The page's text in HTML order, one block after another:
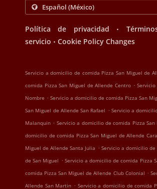
Política de privacidad .
servicio . Cookie Policy Changes
Servicio a domicilio de comida Pizza San Miguel de
comida Pizza San Miguel de Allende Centro .
Nombre . Servicio a domicilio de comida Pizza San
San Miguel de Allende San Rafael . Servicio a
Malanquin . Servicio a domicilio de comida Pizza
domicilio de comida Pizza San Miguel de Allende
Miguel de Allende Santa Julia . Servicio a domicilio
de San Miguel . Servicio a domicilio de comida Pizza
comida Pizza San Miguel de Allende Club Colonial .
Allende San Martin . Servicio a domicilio de comida